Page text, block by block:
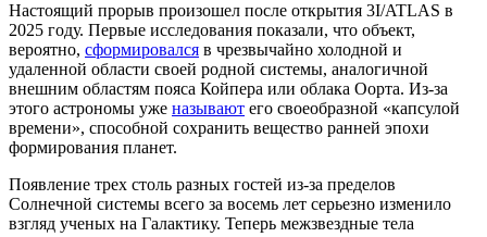
Настоящий прорыв произошел после открытия 3I/ATLAS в
2025 году. Первые исследования показали, что объект,
вероятно, сформировался в чрезвычайно холодной и
удаленной области своей родной системы, аналогичной
внешним областям пояса Койпера или облака Оорта. Из-за
этого астрономы уже называют его своеобразной «капсулой
времени», способной сохранить вещество ранней эпохи
формирования планет.
Появление трех столь разных гостей из-за пределов
Солнечной системы всего за восемь лет серьезно изменило
взгляд ученых на Галактику. Теперь межзвездные тела